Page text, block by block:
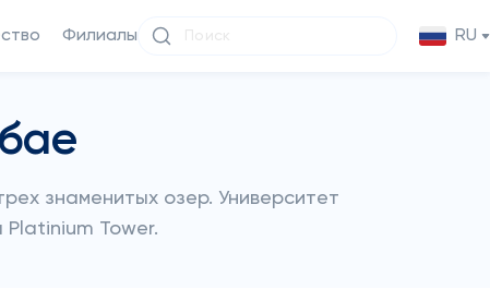
Филиалы RU
знаменитых озер. Университет
Tower.